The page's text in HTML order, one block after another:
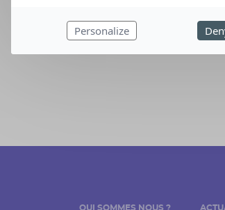
QUI SOMMES NOUS ?
Personalize